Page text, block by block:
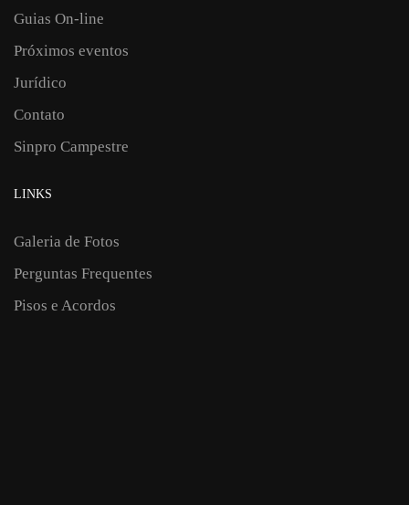
Guias On-line
Próximos eventos
Jurídico
Contato
Sinpro Campestre
LINKS
Galeria de Fotos
Perguntas Frequentes
Pisos e Acordos